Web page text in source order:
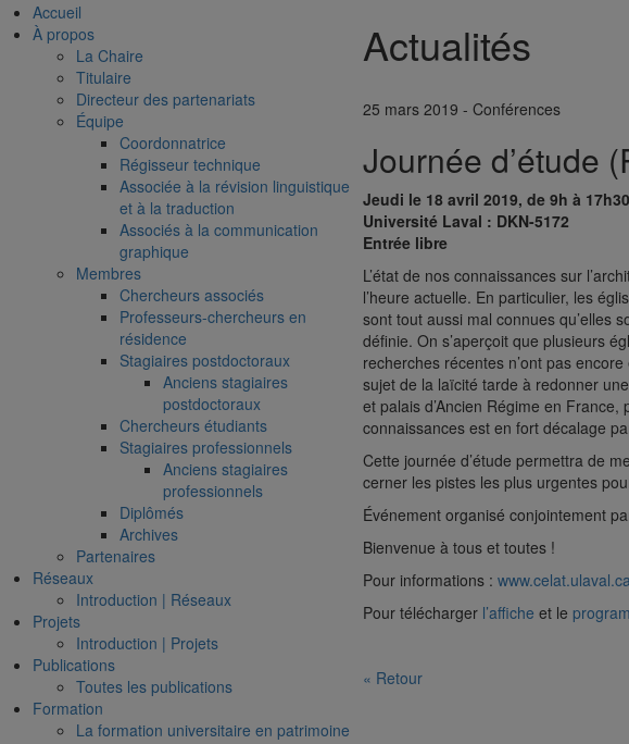
Accueil
À propos
La Chaire
Titulaire
Directeur des partenariats
Équipe
Coordonnatrice
Régisseur technique
Associée à la révision linguistique
et à la traduction
Associés à la communication
graphique
Membres
Chercheurs associés
Professeurs-chercheurs en
résidence
Stagiaires postdoctoraux
Anciens stagiaires
postdoctoraux
Chercheurs étudiants
Stagiaires professionnels
Anciens stagiaires
professionnels
Diplômés
Archives
Partenaires
Réseaux
Introduction | Réseaux
Projets
Introduction | Projets
Publications
Toutes les publications
Formation
La formation universitaire en patrimoine
Actualités
25 mars 2019 - Conférences
Journée d’étude
Jeudi le 18 avril 2019, de 9h à 17h30
Université Laval : DKN-5172
Entrée libre
L’état de nos connaissances sur
l’heure actuelle. En particulier, les
sont tout aussi mal connues qu’elles
définie. On s’aperçoit que plusieurs
recherches récentes n’ont pas
sujet de la laïcité tarde à redonner
et palais d’Ancien Régime en
connaissances est en fort décalage
Cette journée d’étude permettra de
cerner les pistes les plus urgentes
Événement organisé conjointement
Bienvenue à tous et toutes !
Pour informations :
Pour téléchargerl’affiche et le
« Retour